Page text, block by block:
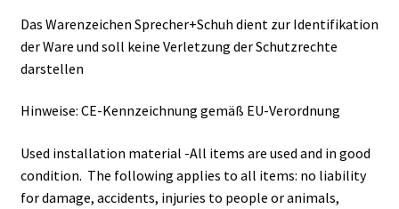
Das Warenzeichen Sprecher+Schuh dient zur Identifikation
der Ware und soll keine Verletzung der Schutzrechte
darstellen
Hinweise: CE-Kennzeichnung gemäß EU-Verordnung
Used installation material -All items are used and in good
condition. The following applies to all items: no liability
for damage, accidents, injuries to people or animals,